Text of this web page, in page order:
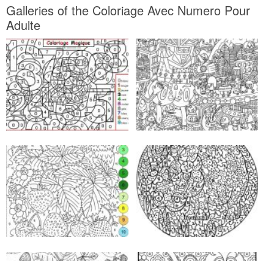
Galleries of the Coloriage Avec Numero Pour
Adulte